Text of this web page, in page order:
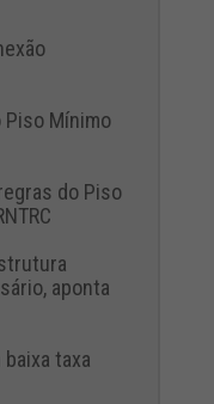
Piso Mínimo
do Piso
aponta
taxa